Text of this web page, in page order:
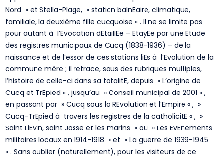
Nord » et Stella-Plage, » station balnEaire, climatique,
familiale, la deuxième fille cucquoise « . Il ne se limite pas
pour autant à l’Evocation dEtaillEe – EtayEe par une Etude
des registres municipaux de Cucq (1838-1936) – de la
naissance et de l’essor de ces stations liEs à l’Evolution de la
commune mère ; il retrace, sous des rubriques multiples,
l’histoire de celle-ci dans sa totalitE, depuis » L’origine de
Cucq et TrEpied « , jusqu’au » Conseil municipal de 2001 « ,
en passant par » Cucq sous la REvolution et l’Empire « , »
Cucq-TrEpied à travers les registres de la catholicitE « , »
Saint LiEvin, saint Josse et les marins » ou » Les EvEnements
militaires locaux en 1914-1918 » et » La guerre de 1939-1945
« . Sans oublier (naturellement), pour les visiteurs de ce